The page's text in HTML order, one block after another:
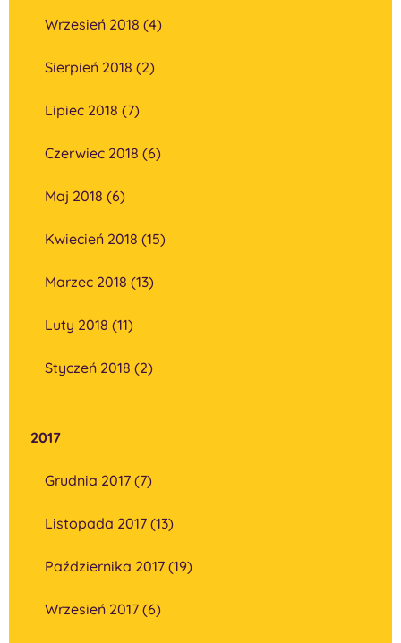
Wrzesień 2018 (4)
Sierpień 2018 (2)
Lipiec 2018 (7)
Czerwiec 2018 (6)
Maj 2018 (6)
Kwiecień 2018 (15)
Marzec 2018 (13)
Luty 2018 (11)
Styczeń 2018 (2)
2017
Grudnia 2017 (7)
Listopada 2017 (13)
Października 2017 (19)
Wrzesień 2017 (6)